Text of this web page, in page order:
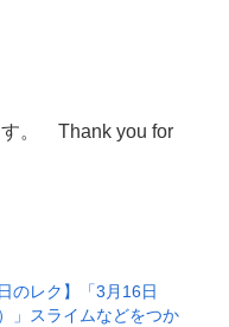
す。 Thank you for
日のレク】「3月16日
）」スライムなどをつか